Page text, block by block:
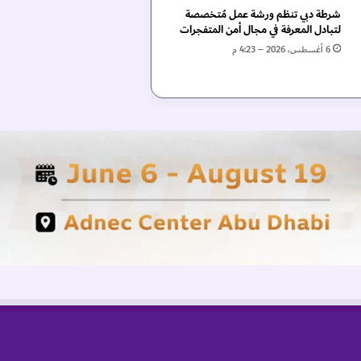
شرطة دبي تنظم ورشة عمل مُتخصصة
لتبادل المعرفة في مجال أمن المتفجرات
6 أغسطس، 2026 – 4:23 م